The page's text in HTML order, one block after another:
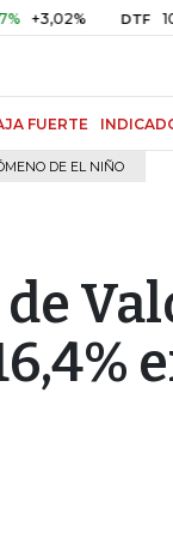
DTF 10,34%
FUERTE
DE EL NIÑO